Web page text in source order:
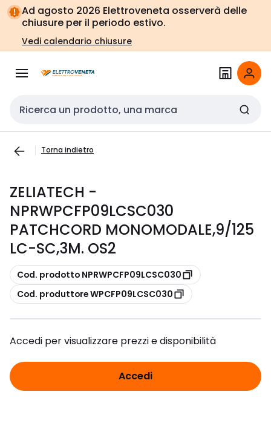
Vai alla
navigazione
Vai
alla
pagina
Ad agosto 2026 Elettroveneta osserverà delle
chiusure per il periodo estivo.
Vedi calendario chiusure
Cerca input
Torna indietro
ZELIATECH -
NPRWPCFP09LCSC030
PATCHCORD MONOMODALE,9/125
LC-SC,3M. OS2
copia
Cod. prodotto NPRWPCFP09LCSC030
copia
Cod. produttore WPCFP09LCSC030
Accedi per visualizzare prezzi e disponibilità
Accedi